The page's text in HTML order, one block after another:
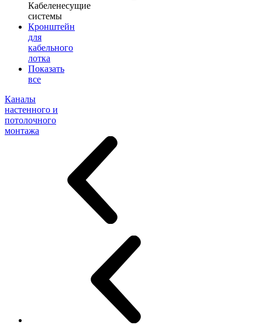
Кабеленесущие
системы
Кронштейн
для
кабельного
лотка
Показать
все
Каналы
настенного и
потолочного
монтажа